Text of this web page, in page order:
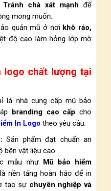
Tránh chà xát mạnh để
mong muốn.
quản mũ ở nơi khô ráo,
độ cao làm hỏng lớp mờ
logo chất lượng tại
là nhà cung cấp mũ bảo
branding cao cấp cho
In Logo theo yêu cầu:
Sản phẩm đạt chuẩn an
bền vật liệu cao.
mẫu như Mũ bảo hiểm
là nền tảng hoàn hảo để in
tạo sự chuyên nghiệp và